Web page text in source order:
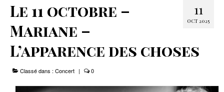
Resto et…
Programmation
Le Projet
Infos Pratiques
11
OCT 2025
Le 11 octobre –
Mariane –
L’apparence des choses
Classé dans : Concert | 0